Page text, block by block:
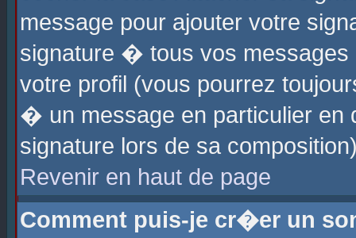
message pour ajouter votre
signature � tous vos
votre profil (vous pourrez
� un message en particulier
signature lors de sa
Revenir en haut de page
Comment puis-je cr�er un